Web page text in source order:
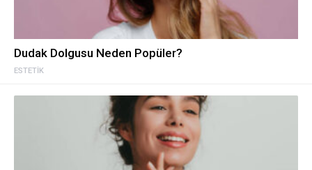
ESTETIK
Dudak Dolgusu Neden Popüler?